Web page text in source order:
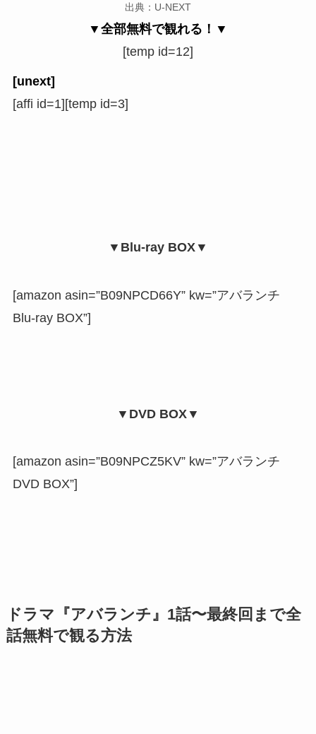
出典：U-NEXT
▼全部無料で観れる！▼
[temp id=12]
[unext]
[affi id=1][temp id=3]
▼Blu-ray BOX▼
[amazon asin=”B09NPCD66Y” kw=”アバランチ
Blu-ray BOX”]
▼DVD BOX▼
[amazon asin=”B09NPCZ5KV” kw=”アバランチ
DVD BOX”]
ドラマ『アバランチ』1話〜最終回まで全
話無料で観る方法